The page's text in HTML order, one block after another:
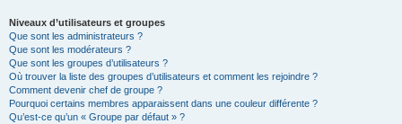
Niveaux d’utilisateurs et groupes
Que sont les administrateurs ?
Que sont les modérateurs ?
Que sont les groupes d’utilisateurs ?
Où trouver la liste des groupes d’utilisateurs et comment les rejoindre ?
Comment devenir chef de groupe ?
Pourquoi certains membres apparaissent dans une couleur différente ?
Qu’est-ce qu’un « Groupe par défaut » ?